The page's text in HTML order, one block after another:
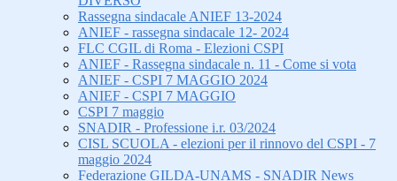
Rassegna sindacale ANIEF 13-2024
ANIEF - rassegna sindacale 12- 2024
FLC CGIL di Roma - Elezioni CSPI
ANIEF - Rassegna sindacale n. 11 - Come si vota
ANIEF - CSPI 7 MAGGIO 2024
ANIEF - CSPI 7 MAGGIO
CSPI 7 maggio
SNADIR - Professione i.r. 03/2024
CISL SCUOLA - elezioni per il rinnovo del CSPI - 7
maggio 2024
Federazione GILDA-UNAMS - SNADIR News